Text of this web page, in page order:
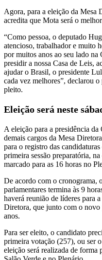
Agora, para a eleição da Mesa
acredita que Mota será o
“Como pessoa, o deputado
atencioso, trabalhador e muito
por muitos anos ao seu lado na
presidir a nossa Casa de Leis,
ajudar o Brasil, o presidente
cada vez melhores”, declarou
pleito.
Eleição será neste
A eleição para a presidência da
demais cargos da Mesa
para o registro das
primeira sessão preparatória,
marcado para as 16 horas no
De acordo com o cronograma,
parlamentares termina às 9
haverá reunião de líderes para
Diretora, que junto com o novo
anos.
Para ser eleito, o candidato
primeira votação (257), ou ser
eleição será realizada de forma